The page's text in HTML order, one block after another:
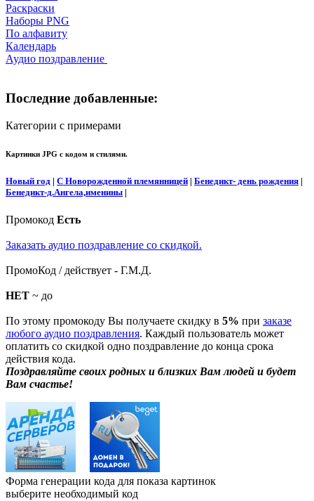
Раскраски
Наборы PNG
По алфавиту
Календарь
Аудио поздравление
Последние добавленные:
Категории с примерами
Картинки JPG с кодом и стилями.
Новый год | С Новорожденной племянницей | Бенедикт- день рождения |
Бенедикт-д.Ангела,именины |
Промокод Есть
Заказать аудио поздравление со скидкой.
ПромоКод / действует - Г.М.Д.
НЕТ ~ до
По этому промокоду Вы получаете скидку в 5% при заказе
любого аудио поздравления. Каждый пользователь может
оплатить со скидкой одно поздравление до конца срока
действия кода.
Поздравляйте своих родных и близких Вам людей и будет
Вам счастье!
Форма генерации кода для показа картинок
выберите необходимый код